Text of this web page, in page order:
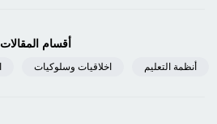
أقسام المقالات
أنظمة التعليم اخلاقيات وسلوكيات